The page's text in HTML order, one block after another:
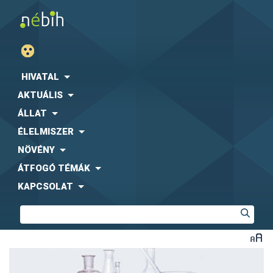
HIVATAL
AKTUÁLIS
ÁLLAT
ÉLELMISZER
NÖVÉNY
ÁTFOGÓ TÉMÁK
KAPCSOLAT